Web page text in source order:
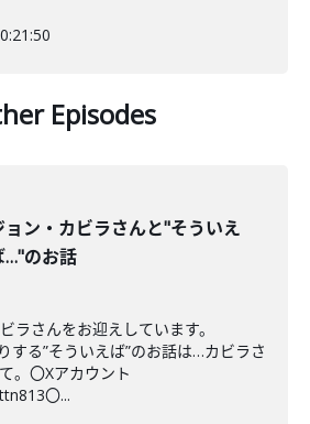
Episodes
ョン・カビラさんと"そういえ
…"のお話
ラさんをお迎えしています。
する”そういえば”のお話は…カビラさ
。〇Xアカウント
〇...